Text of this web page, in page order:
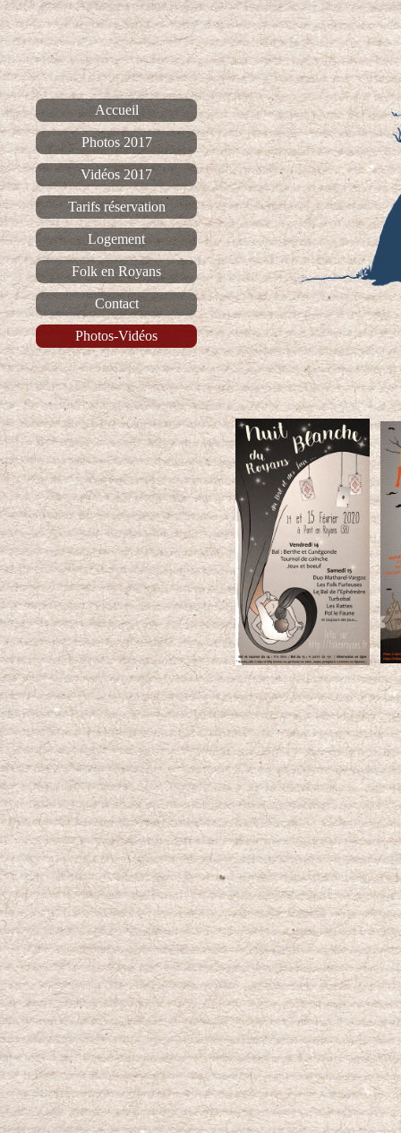
Accueil
Photos 2017
Vidéos 2017
Tarifs réservation
Logement
Folk en Royans
Contact
Photos-Vidéos